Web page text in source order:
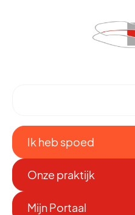
Onze praktijk
Mijn Portaal
Ik heb spoed